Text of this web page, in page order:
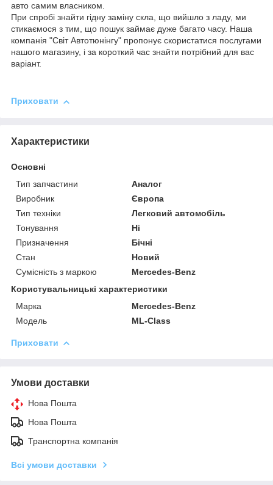
авто самим власником.
При спробі знайти гідну заміну скла, що вийшло з ладу, ми
стикаємося з тим, що пошук займає дуже багато часу. Наша
компанія "Світ Автотюнінгу" пропонує скористатися послугами
нашого магазину, і за короткий час знайти потрібний для вас
варіант.
Приховати
Характеристики
Основні
Тип запчастини
Аналог
Виробник
Європа
Тип техніки
Легковий автомобіль
Тонування
Ні
Призначення
Бічні
Стан
Новий
Сумісність з маркою
Mercedes-Benz
Користувальницькі характеристики
Марка
Mercedes-Benz
Модель
ML-Class
Приховати
Умови доставки
Нова Пошта
Нова Пошта
Транспортна компанія
Всі умови доставки